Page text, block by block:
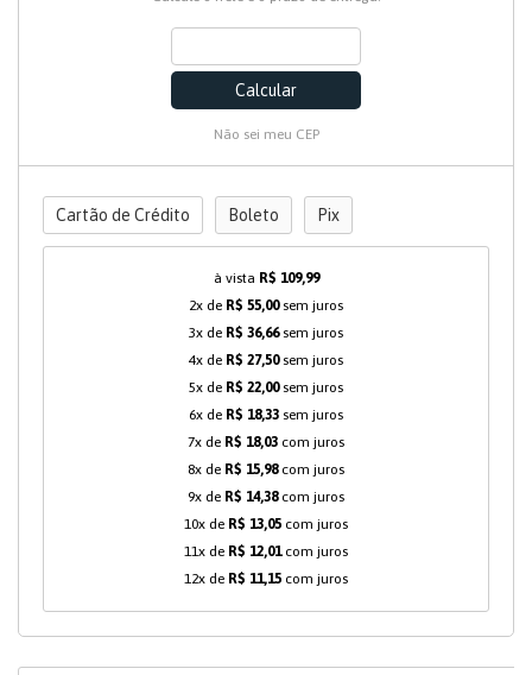
Calcular
Não sei meu CEP
Cartão de Crédito Boleto Pix
à vista R$ 109,99
2x de R$ 55,00sem juros
3x de R$ 36,66sem juros
4x de R$ 27,50sem juros
5x de R$ 22,00sem juros
6x de R$ 18,33 sem juros
7x de R$ 18,03 com juros
8x de R$ 15,98com juros
9x de R$ 14,38com juros
10x de R$ 13,05 com juros
11x de R$ 12,01com juros
12x de R$ 11,15 com juros